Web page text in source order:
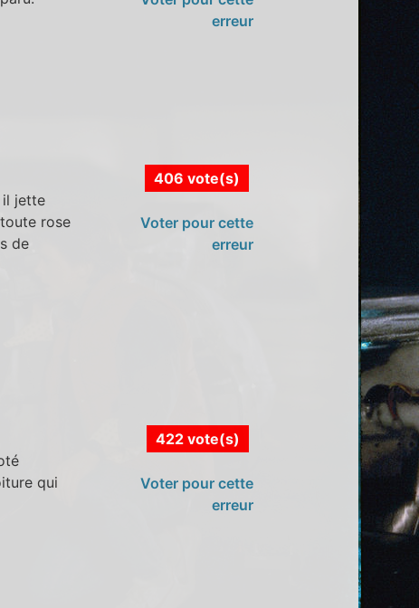
erreur
il jette
rose
de
406 vote(s)
Voter pour cette
erreur
qui
422 vote(s)
Voter pour cette
erreur